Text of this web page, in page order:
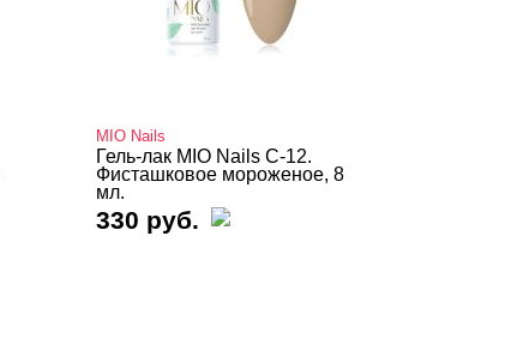
MIO Nails
Гель-лак MIO Nails C-12.
Фисташковое мороженое, 8
мл.
330 руб.